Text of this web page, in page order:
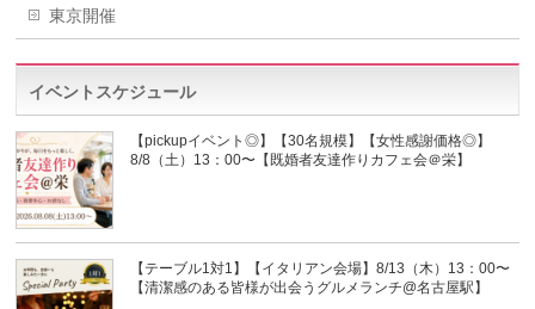
東京開催
イベントスケジュール
【pickupイベント◎】【30名規模】【女性感謝価格◎】
8/8（土）13：00〜【既婚者友達作りカフェ会＠栄】
【テーブル1対1】【イタリアン会場】8/13（木）13：00〜
【清潔感のある皆様が出会うグルメランチ@名古屋駅】